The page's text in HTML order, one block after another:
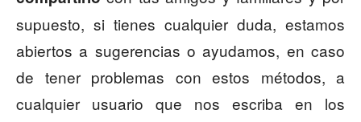
supuesto, si tienes cualquier duda, estamos
abiertos a sugerencias o ayudamos, en caso
de tener problemas con estos métodos, a
cualquier usuario que nos escriba en los